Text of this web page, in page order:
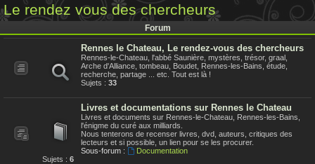
Le rendez vous des chercheurs
Forum
Rennes le Chateau, Le rendez-vous des chercheurs
Rennes-le-Chateau, l'abbé Saunière, mystères, trésor, graal,
Arche d'Alliance, tombeau, Boudet, Rennes-les-Bains, étude,
recherche, partage ... etc. Tout est là !
Sujets : 33
Livres et documentations sur Rennes le Chateau
Livres et documents sur Rennes-le-Chateau, Rennes-les-Bains,
l'énigme du curé aux milliards.
Nous tenterons de recenser livres, dvd, auteurs, critiques des
lecteurs et si possible, un lien pour se les procurer.
Sous-forum :
Documentation
Sujets : 6